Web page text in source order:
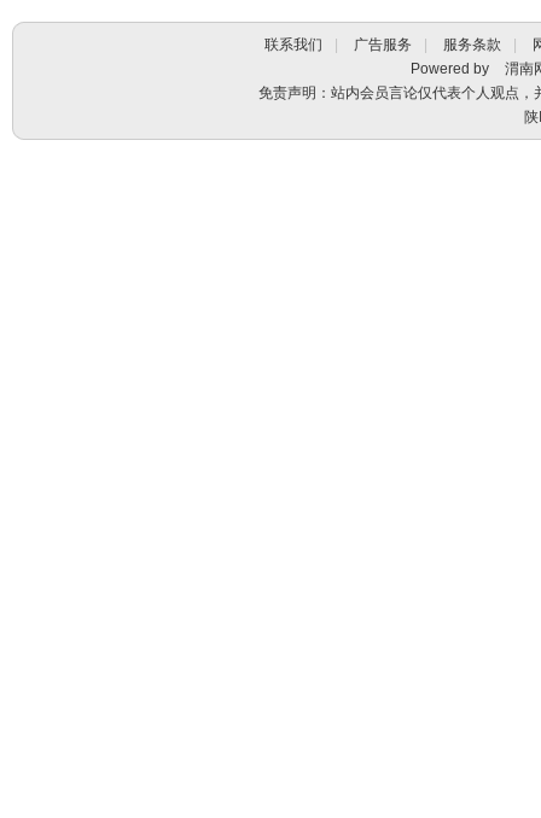
联系我们 广告服务 服务条款
Powered by
渭南
免责声明：站内会员言论仅代表个人观点